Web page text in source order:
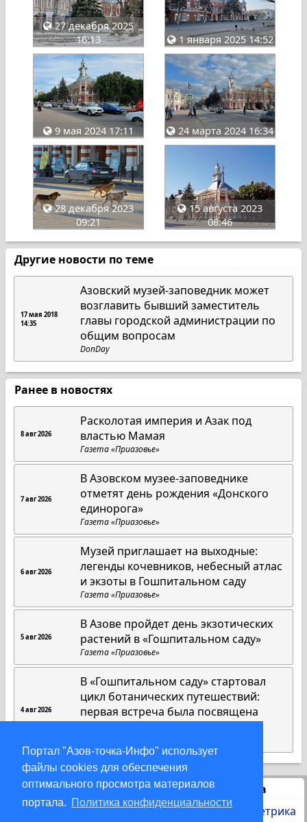
Портал "Азов-точка-Инфо" использует
файлы cookies для обеспечения
оптимального просмотра материалов
портала. Политика конфиденциальности
27 декабря 2025
16:13
1 января 2025 14:52
9 мая 2024 17:11 24 марта 2024 16:34
28 декабря 2023
09:21
15 августа 2023
08:46
Другие новости по теме
17 мая 2018
14:35
Азовский музей-заповедник может
возглавить бывший заместитель
главы городской администрации по
общим вопросам
DonDay
Ранее в новостях
8 авг 2026
Расколотая империя и Азак под
властью Мамая
Газета «Приазовье»
7 авг 2026
В Азовском музее-заповеднике
отметят день рождения «Донского
единорога»
Газета «Приазовье»
6 авг 2026
Музей приглашает на выходные:
легенды кочевников, небесный атлас
и экзоты в Гошпитальном саду
Газета «Приазовье»
5 авг 2026
В Азове пройдет день экзотических
растений в «Гошпитальном саду»
Газета «Приазовье»
4 авг 2026
В «Гошпитальном саду» стартовал
цикл ботанических путешествий:
первая встреча была посвящена
Статистика